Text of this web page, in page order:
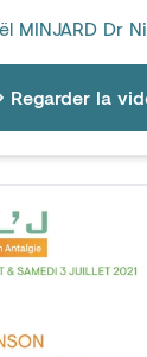
MINJARD Dr
Regarder la